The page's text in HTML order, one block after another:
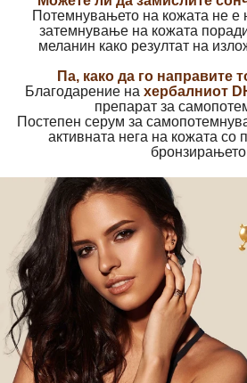
Потемнувањето на кожата не е
затемнување на кожата
меланин како резултат на
Па, како да го направите
Благодарение на хербалниот
препарат за
Постепен серум за
активната нега на кожата со